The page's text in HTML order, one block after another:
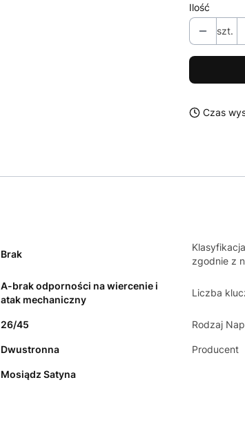
Ilość
szt.
Czas
Brak
zgodnie z
A-brak odporności na wiercenie i
atak mechaniczny
Liczba
26/45 Rodzaj
Dwustronna Producent
Mosiądz Satyna